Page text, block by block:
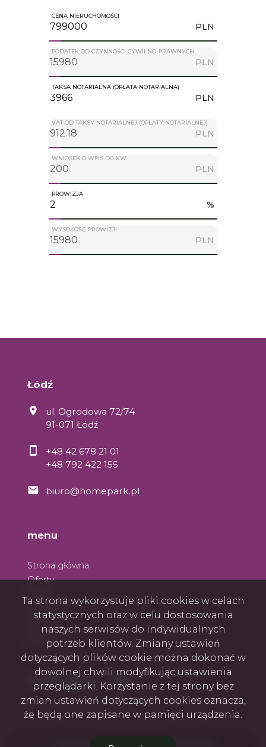
CENA NIERUCHOMOŚCI
PLN
PODATEK OD CZYNNOŚCI CYWILNO-PRAWNYCH
PLN
TAKSA NOTARIALNA (OPŁATA NOTARIALNA)
PLN
VAT OD TAKSY NOTARIALNEJ (OPŁATY NOTARIALNEJ)
PLN
WNIOSEK O WPIS DO KW
PLN
PROWIZJA
%
WYSOKOŚĆ PROWIZJI
PLN
Łódź
ul. Ogrodowa 72/74
91-071 Łódź
+48 42 678 21 01
+48 792 422 155
biuro@homepark.pl
menu
Strona główna
Oferty
Kontakt
social media Facebook
Facebook
Ta strona wykorzystuje pliki cookies w celach
statystycznych oraz w celu dostosowania
naszych serwisów do indywidualnych
potrzeb klientów. Zmiany ustawień
dotyczących plików cookie można dokonać w
dowolnej chwili modyfikując ustawienia
przeglądarki. Korzystanie z tej strony bez
zmian ustawień dotyczących cookies oznacza,
że będą one zapisane w pamięci urządzenia.